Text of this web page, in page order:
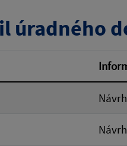
úradného